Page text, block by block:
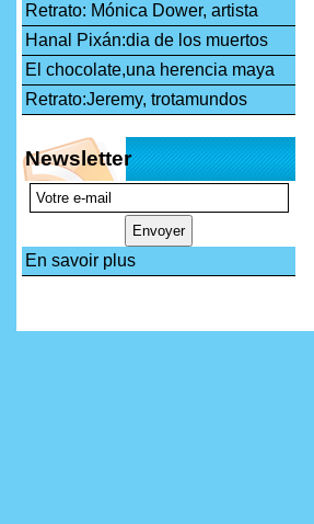
Retrato: Mónica Dower, artista
Hanal Pixán:dia de los muertos
El chocolate,una herencia maya
Retrato:Jeremy, trotamundos
Newsletter
En savoir plus